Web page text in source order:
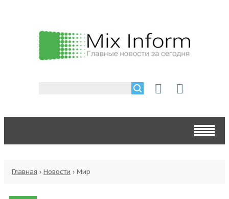
Главная › Новости › Мир